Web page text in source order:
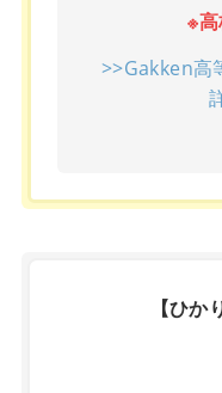
※
>>Gakken高
【ひか